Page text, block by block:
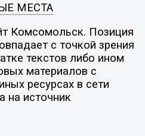
МЕСТА
Комсомольск. Позиция
с точкой зрения
текстов либо ином
материалов с
ресурсах в сети
на источник